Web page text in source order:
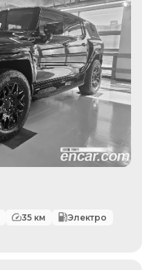
35 км
Электро